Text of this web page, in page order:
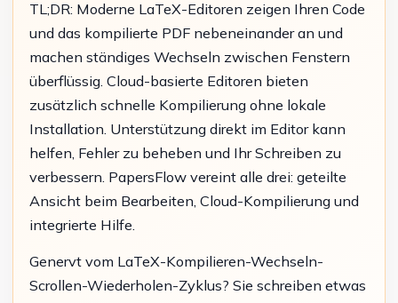
TL;DR: Moderne LaTeX-Editoren zeigen Ihren Code
und das kompilierte PDF nebeneinander an und
machen ständiges Wechseln zwischen Fenstern
überflüssig. Cloud-basierte Editoren bieten
zusätzlich schnelle Kompilierung ohne lokale
Installation. Unterstützung direkt im Editor kann
helfen, Fehler zu beheben und Ihr Schreiben zu
verbessern. PapersFlow vereint alle drei: geteilte
Ansicht beim Bearbeiten, Cloud-Kompilierung und
integrierte Hilfe.
Genervt vom LaTeX-Kompilieren-Wechseln-
Scrollen-Wiederholen-Zyklus? Sie schreiben etwas